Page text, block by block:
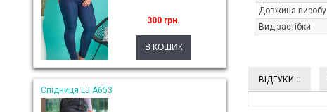
300 грн.
Спідниця LJ A653
Довжина виробу
Вид застібки
ВІДГУКИ 0